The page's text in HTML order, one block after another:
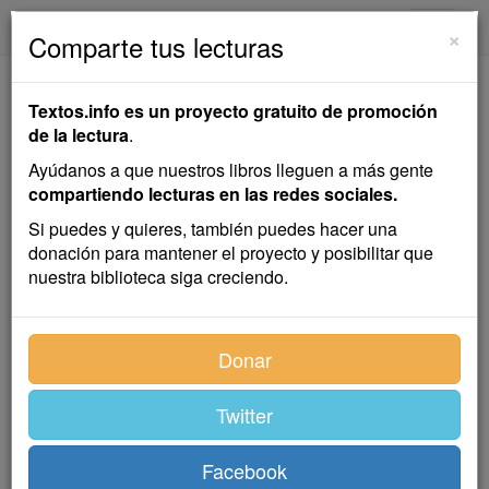
El Invento
Emilia Pardo Bazán
Cuento
El bazar, aún pareciéndose a los demás bazares,
revestía un aspecto particularmente depresivo para el
ánimo. Era el mismo hacinamiento de camas doradas,
sillas curvadas de madera, paquetes de ferranchinería
oxidados, cubos de cinc, loza grosera y pretenciosa,
cacerolas ordinarias y cromos que dan ganas de llorar;
erizaba el pelo de la estética, a fuerza de fealdad
moderna acumulada; pero tenía, además, una nota de
×
Comparte tus lecturas
Textos.info es un proyecto gratuito de promoción
de la lectura.
Ayúdanos a que nuestros libros lleguen a más gente
compartiendo lecturas en las redes sociales.
Si puedes y quieres, también puedes hacer una
donación para mantener el proyecto y posibilitar que
nuestra biblioteca siga creciendo.
Donar
Twitter
Facebook